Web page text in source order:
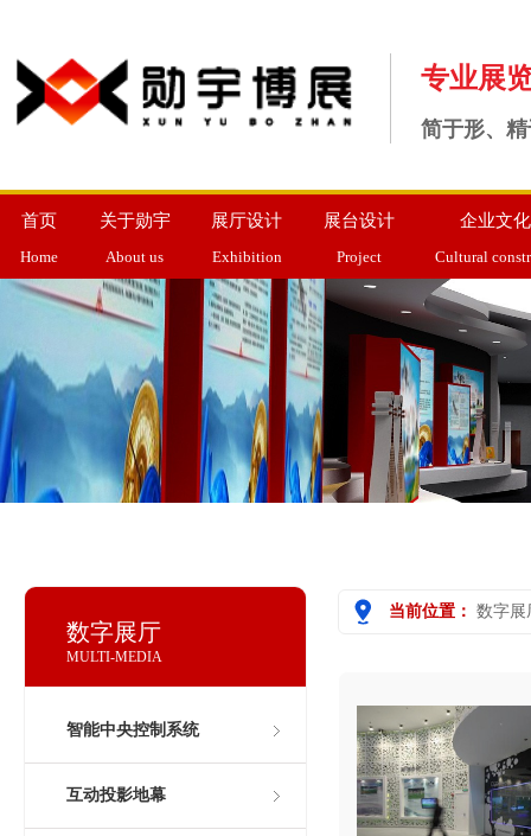
专业展
简于形、
首页
Home
关于勋宇
About us
展厅设计
Exhibition
展台设计
Project
企业文
Cultural
当前位置： 数字展
数字展厅
MULTI-MEDIA
智能中央控制系统
互动投影地幕